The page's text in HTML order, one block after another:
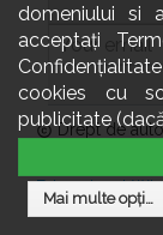
domeniului si
acceptați
cookies cu
publicitate
Mai multe opțiuni
copyrightDrept de
Site-ul &
Educațional